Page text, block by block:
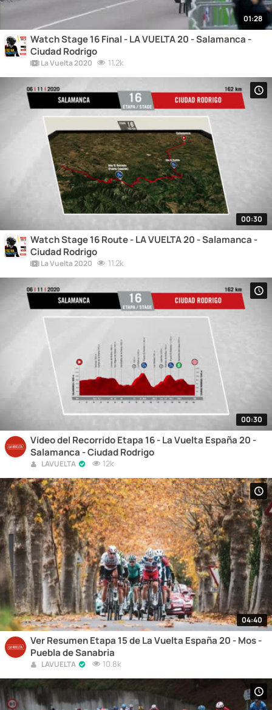
01:28
Watch Stage 16 Final - LA VUELTA 20 - Salamanca -
Ciudad Rodrigo
La Vuelta 2020 11.2k
00:30
Watch Stage 16 Route - LA VUELTA 20 - Salamanca -
Ciudad Rodrigo
La Vuelta 2020 11.2k
00:30
Vídeo del Recorrido Etapa 16 - La Vuelta España 20 -
Salamanca - Ciudad Rodrigo
LAVUELTA 12k
04:40
Ver Resumen Etapa 15 de La Vuelta España 20 - Mos -
Puebla de Sanabria
LAVUELTA 10.8k